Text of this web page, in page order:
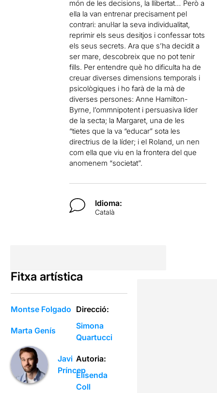
món de les decisions, la llibertat… Però a
ella la van entrenar precisament pel
contrari: anul·lar la seva individualitat,
reprimir els seus desitjos i confessar tots
els seus secrets. Ara que s’ha decidit a
ser mare, descobreix que no pot tenir
fills. Per entendre què ho dificulta ha de
creuar diverses dimensions temporals i
psicològiques i ho farà de la mà de
diverses persones: Anne Hamilton-
Byrne, l’ommnipotent i persuasiva líder
de la secta; la Margaret, una de les
“tietes que la va “educar” sota les
directrius de la líder; i el Roland, un nen
com ella que viu en la frontera del que
anomenem “societat”.
Idioma:
Català
Fitxa artística
Montse Folgado
Marta Genís
Javi
Príncep
Direcció:
Simona
Quartucci
Autoria:
Elisenda
Coll